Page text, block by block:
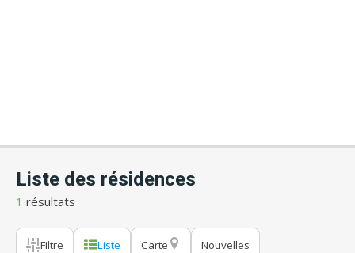
Liste des résidences
1 résultats
Filtre Liste Carte Nouvelles